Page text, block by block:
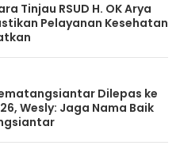
Tinjau RSUD H. OK Arya
Pelayanan Kesehatan
Dilepas ke
Wesly: Jaga Nama Baik